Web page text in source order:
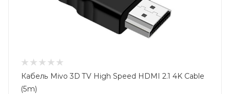
Кабель Mivo 3D TV High Speed HDMI 2.1 4K Cable
(5m)